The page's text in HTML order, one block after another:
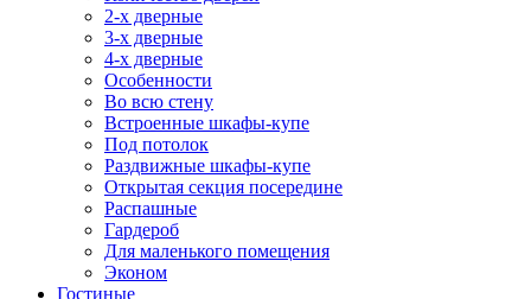
2-х дверные
3-х дверные
4-х дверные
Особенности
Во всю стену
Встроенные шкафы-купе
Под потолок
Раздвижные шкафы-купе
Открытая секция посередине
Распашные
Гардероб
Для маленького помещения
Эконом
Гостиные